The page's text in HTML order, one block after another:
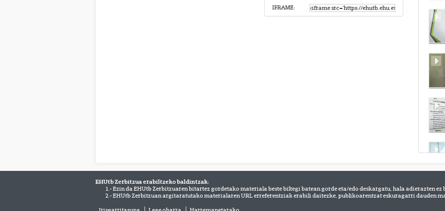
IFRAME:
EHUtb Zerbitzua erabiltzeko baldintzak:
1.- Ezin da EHUtb Zerbitzuaren bitartez gordetako materiala beste biltegi batean gorde eta/edo deskargatu, hala adierazten ez
2.- EHUtb Zerbitzuan argitaratutako materialaren URL erreferentziak erabili daitezke, publikoarentzat eskuragarri dauden